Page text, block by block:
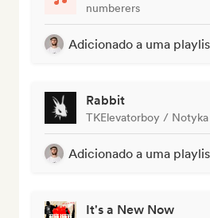
numberers
Adicionado a uma
Rabbit
TKElevatorboy / Notyka
Adicionado a uma
It's a New Now